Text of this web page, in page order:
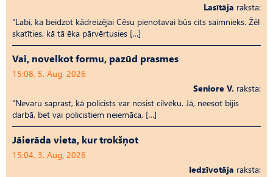
Lasītāja raksta:
“Labi, ka beidzot kādreizējai Cēsu pienotavai būs cits saimnieks. Žēl
skatīties, kā tā ēka pārvērtusies […]
Vai, novelkot formu, pazūd prasmes
15:08, 5. Aug, 2026
Seniore V. raksta:
“Nevaru saprast, kā policists var nosist cilvēku. Jā, neesot bijis
darbā, bet vai policistiem neiemāca, […]
Jāierāda vieta, kur trokšņot
15:04, 3. Aug, 2026
Iedzīvotāja raksta: